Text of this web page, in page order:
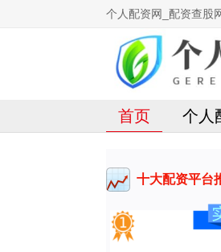
个人配资网_配资查股
首页 个人
十大配资平台